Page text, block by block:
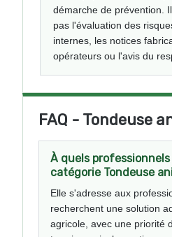
démarche de prévention.
pas l'évaluation des
internes, les notices
opérateurs ou l'avis du
FAQ - Tondeuse
À quels professionnels
catégorie Tondeuse
Elle s'adresse aux
recherchent une solution
agricole, avec une priorité